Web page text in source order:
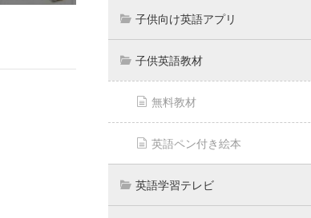
子供向け英語アプリ
子供英語教材
無料教材
英語ペン付き絵本
英語学習テレビ